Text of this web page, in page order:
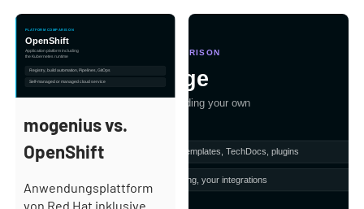
mogenius vs. OpenShift
mogenius vs.
OpenShift
Anwendungsplattform
von Red Hat inklusive
mogenius vs. Backstage